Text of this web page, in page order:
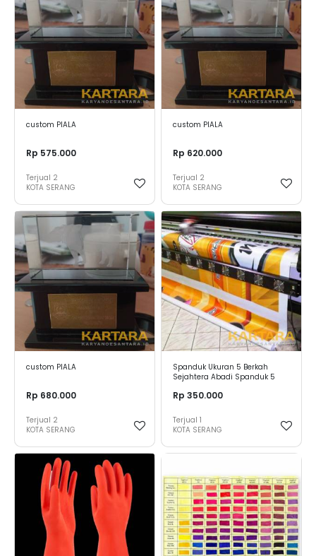
custom PIALA
Rp 575.000
Terjual 2
KOTA SERANG
custom PIALA
Rp 620.000
Terjual 2
KOTA SERANG
custom PIALA
Rp 680.000
Terjual 2
KOTA SERANG
Spanduk Ukuran 5 Berkah
Sejahtera Abadi Spanduk 5
Rp 350.000
Terjual 1
KOTA SERANG